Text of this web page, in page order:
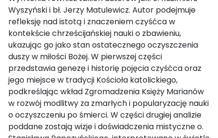
Wyszyński i bł. Jerzy Matulewicz. Autor podejmuje
refleksję nad istotą i znaczeniem czyśćca w
kontekście chrześcijańskiej nauki o zbawieniu,
ukazując go jako stan ostatecznego oczyszczenia
duszy w miłości Bożej. W pierwszej części
przedstawia genezę i historię pojęcia czyśćca oraz
jego miejsce w tradycji Kościoła katolickiego,
podkreślając wkład Zgromadzenia Księży Marianów
w rozwój modlitwy za zmarłych i popularyzację nauki
o oczyszczeniu po śmierci. W części drugiej analizie
poddane zostają wizje i doświadczenia mistyczne o.